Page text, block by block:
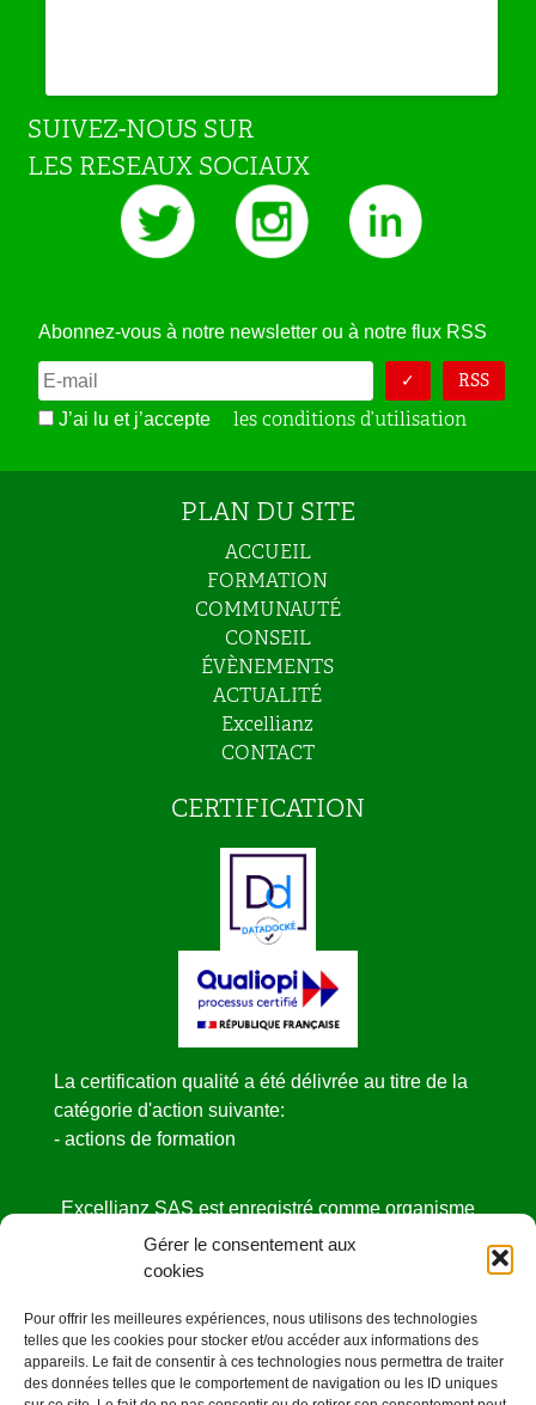
Gérer le consentement aux
cookies
Pour offrir les meilleures expériences, nous utilisons des technologies
telles que les cookies pour stocker et/ou accéder aux informations des
appareils. Le fait de consentir à ces technologies nous permettra de traiter
des données telles que le comportement de navigation ou les ID uniques
SUIVEZ-NOUS SUR
LES RESEAUX SOCIAUX
Abonnez-vous à notre newsletter ou à notre flux RSS
RSS
J’ai lu et j’accepte les conditions d’utilisation
PLAN DU SITE
ACCUEIL
FORMATION
COMMUNAUTÉ
CONSEIL
ÉVÈNEMENTS
ACTUALITÉ
Excellianz
CONTACT
CERTIFICATION
La certification qualité a été délivrée au titre de la
catégorie d'action suivante:
- actions de formation
Excellianz SAS est enregistré comme organisme
de formation
sous le NDA N° 52440841444 auprès de la
Cet enregistrement ne vaut pas agrément de l’état